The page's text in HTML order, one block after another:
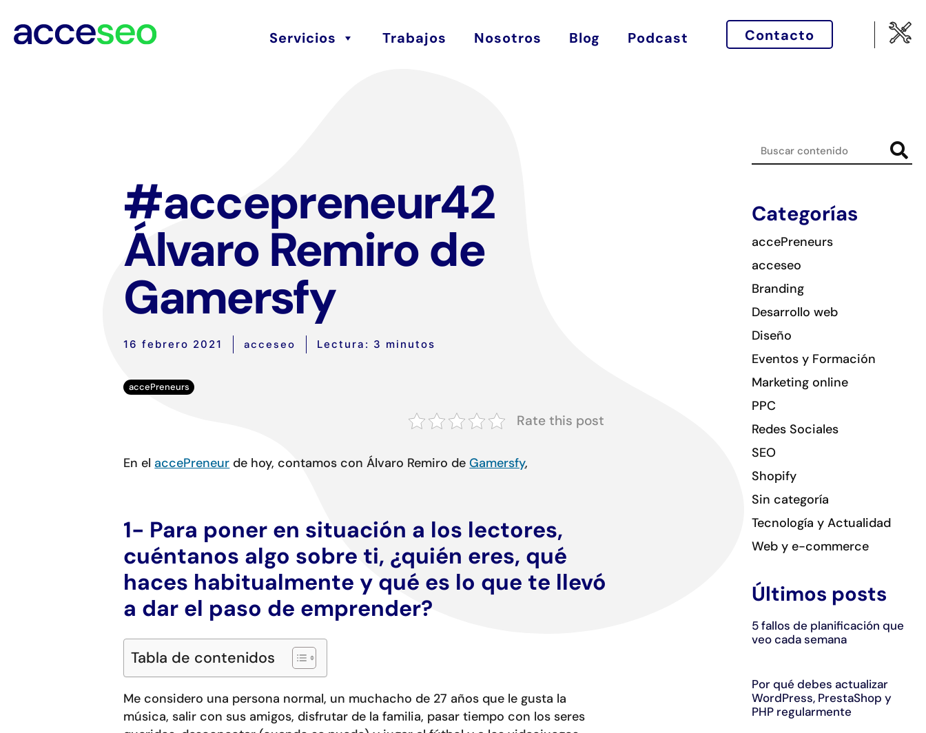
Servicios Trabajos Nosotros Blog Podcast Contacto
#accepreneur42
Álvaro Remiro de
Gamersfy
16 febrero 2021 acceseo Lectura: 3 minutos
accePreneurs
Rate this post
En el accePreneur de hoy, contamos con Álvaro Remiro deGamersfy,
1- Para poner en situación a los lectores,
cuéntanos algo sobre ti, ¿quién eres, qué
haces habitualmente y qué es lo que te llevó
a dar el paso de emprender?
Tabla de contenidos
Me considero una persona normal, un muchacho de 27 años que le gusta la
música, salir con sus amigos, disfrutar de la familia, pasar tiempo con los seres
Categorías
accePreneurs
acceseo
Branding
Desarrollo web
Diseño
Eventos y Formación
Marketing online
PPC
Redes Sociales
SEO
Shopify
Sin categoría
Tecnología y Actualidad
Web y e-commerce
Últimos posts
5 fallos de planificación que
veo cada semana
Por qué debes actualizar
WordPress, PrestaShop y
PHP regularmente